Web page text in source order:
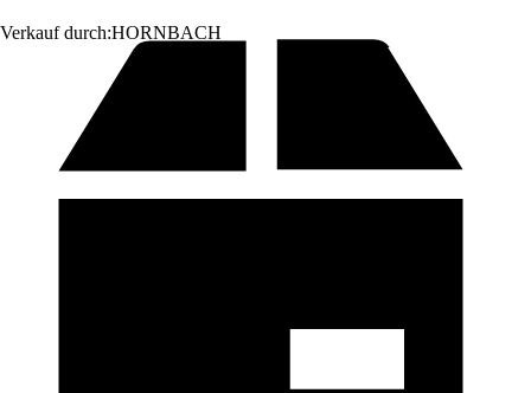
Verkauf durch:HORNBACH